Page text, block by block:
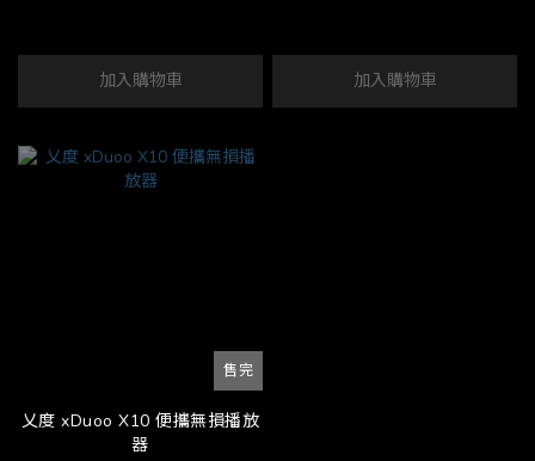
加入購物車 加入購物車
售完
乂度 xDuoo X10 便攜無損播放
器